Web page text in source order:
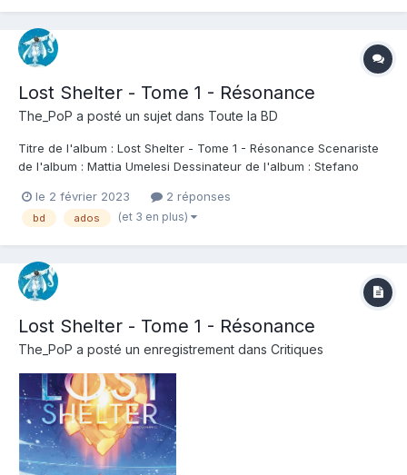
Lost Shelter - Tome 1 - Résonance
The_PoP a posté un sujet dans Toute la BD
Titre de l'album : Lost Shelter - Tome 1 - Résonance Scenariste
de l'album : Mattia Umelesi Dessinateur de l'album : Stefano
Note : Résumé de l'album : Sur une planète comparable à la
Terre au climat glacial e...
le 2 février 2023 2 réponses
bd ados (et 3 en plus)
Lost Shelter - Tome 1 - Résonance
The_PoP a posté un enregistrement dans Critiques